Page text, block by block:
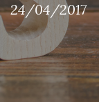
24/04/2017